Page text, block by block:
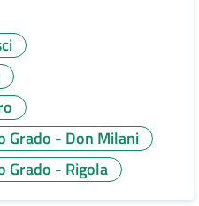
Grado - Don Milani
Grado - Rigola